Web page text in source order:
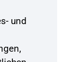
und